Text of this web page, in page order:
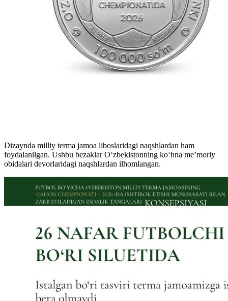
Dizaynda milliy terma jamoa liboslaridagi naqshlardan ham
foydalanilgan. Ushbu bezaklar O‘zbekistonning ko‘hna me’moriy
obidalari devorlaridagi naqshlardan ilhomlangan.